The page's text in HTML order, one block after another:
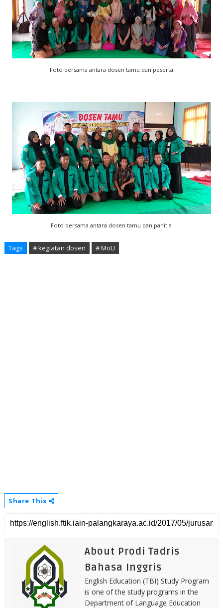
Foto bersama antara dosen tamu dan peserta
Foto bersama antara dosen tamu dan panitia
Tags # kegiatan dosen # MoU
Share This
About Prodi Tadris
Bahasa Inggris
English Education (TBI) Study Program
is one of the study programs in the
Department of Language Education